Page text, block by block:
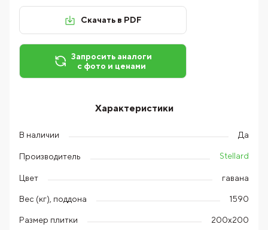
Скачать в PDF
Запросить аналоги
с фото и ценами
Характеристики
В наличии Да
Производитель Stellard
Цвет гавана
Вес (кг), поддона 1590
Размер плитки 200х200